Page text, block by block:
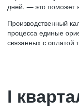
дней, — это поможет
Производственный
процесса единые
связанных с оплатой
I